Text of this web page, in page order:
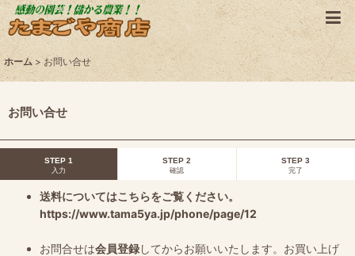
ホーム > お問い合せ
お問い合せ
STEP 1
入力
STEP 2
確認
STEP 3
完了
送料についてはこちらをご覧ください。
https://www.tama5ya.jp/phone/page/12
お問合せは会員登録してからお願いいたします。お買い上げ